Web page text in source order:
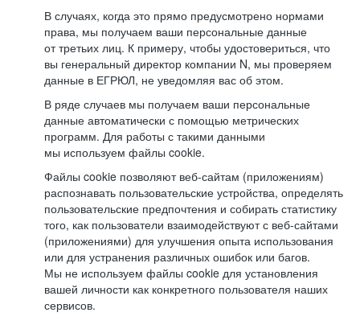
В случаях, когда это прямо предусмотрено нормами
права, мы получаем ваши персональные данные
от третьих лиц. К примеру, чтобы удостовериться, что
вы генеральный директор компании N, мы проверяем
данные в ЕГРЮЛ, не уведомляя вас об этом.
В ряде случаев мы получаем ваши персональные
данные автоматически с помощью метрических
программ. Для работы с такими данными
мы используем файлы cookie.
Файлы cookie позволяют веб-сайтам (приложениям)
распознавать пользовательские устройства, определять
пользовательские предпочтения и собирать статистику
того, как пользователи взаимодействуют с веб-сайтами
(приложениями) для улучшения опыта использования
или для устранения различных ошибок или багов.
Мы не используем файлы cookie для установления
вашей личности как конкретного пользователя наших
сервисов.